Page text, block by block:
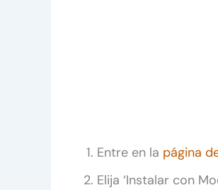
Entre en la página
Elija ‘Instalar con